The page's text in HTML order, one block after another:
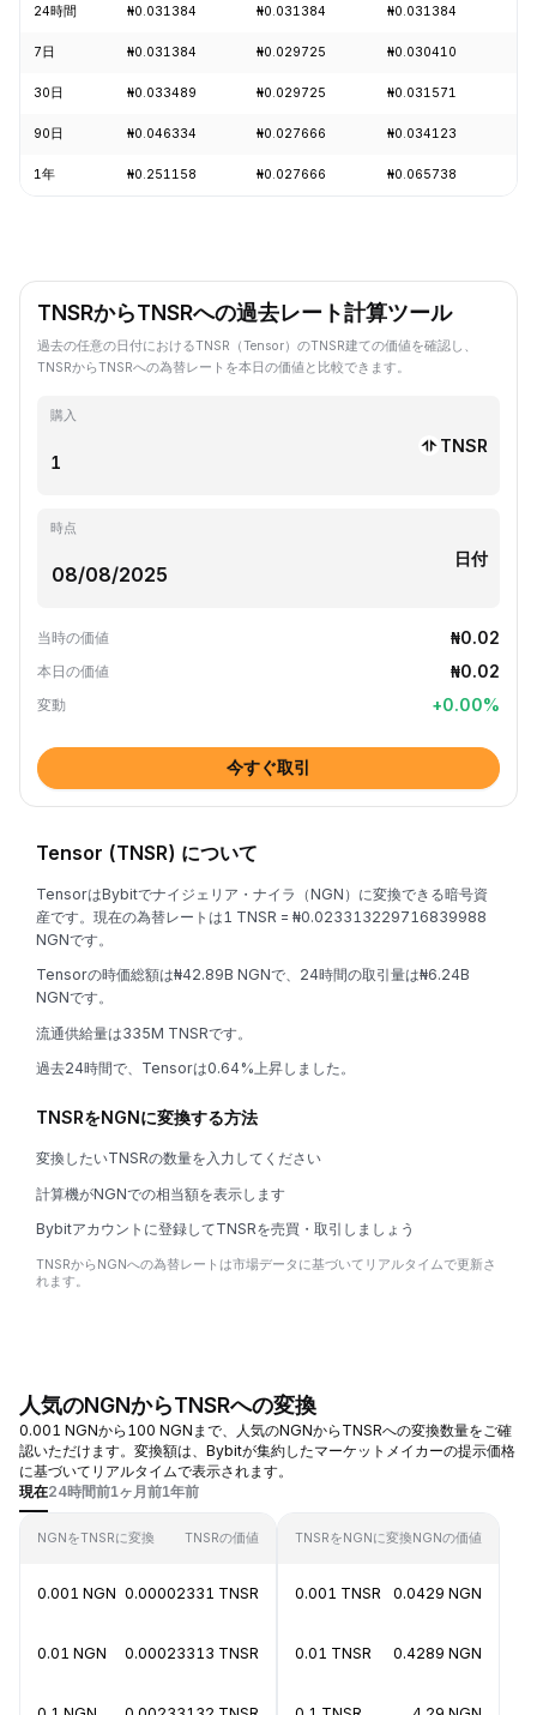
24時間 ₦0.031384 ₦0.031384 ₦0.031384
7日 ₦0.031384 ₦0.029725 ₦0.030410
30日 ₦0.033489 ₦0.029725 ₦0.031571
90日 ₦0.046334 ₦0.027666 ₦0.034123
1年 ₦0.251158 ₦0.027666 ₦0.065738
TNSRからTNSRへの過去レート計算ツール
過去の任意の日付におけるTNSR（Tensor）のTNSR建ての価値を確認し、
TNSRからTNSRへの為替レートを本日の価値と比較できます。
購入
TNSR
時点
日付
当時の価値 ₦0.02
本日の価値 ₦0.02
変動 +0.00%
今すぐ取引
Tensor (TNSR) について
TensorはBybitでナイジェリア・ナイラ（NGN）に変換できる暗号資
産です。現在の為替レートは1 TNSR = ₦0.023313229716839988
NGNです。
Tensorの時価総額は₦42.89B NGNで、24時間の取引量は₦6.24B
NGNです。
流通供給量は335M TNSRです。
過去24時間で、Tensorは0.64%上昇しました。
TNSRをNGNに変換する方法
変換したいTNSRの数量を入力してください
計算機がNGNでの相当額を表示します
Bybitアカウントに登録してTNSRを売買・取引しましょう
TNSRからNGNへの為替レートは市場データに基づいてリアルタイムで更新さ
れます。
人気のNGNからTNSRへの変換
0.001 NGNから100 NGNまで、人気のNGNからTNSRへの変換数量をご確
認いただけます。変換額は、Bybitが集約したマーケットメイカーの提示価格
に基づいてリアルタイムで表示されます。
現在24時間前1ヶ月前1年前
NGNをTNSRに変換 TNSRの価値
0.001 NGN 0.00002331 TNSR
0.01 NGN 0.00023313 TNSR
TNSRをNGNに変換NGNの価値
0.001 TNSR 0.0429 NGN
0.01 TNSR 0.4289 NGN